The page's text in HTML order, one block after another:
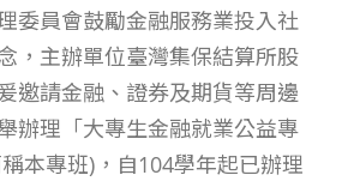
委員會鼓勵金融服務業投入社
，主辦單位臺灣集保結算所股
邀請金融、證券及期貨等周邊
辦理「大專生金融就業公益專
本專班)，自104學年起已辦理